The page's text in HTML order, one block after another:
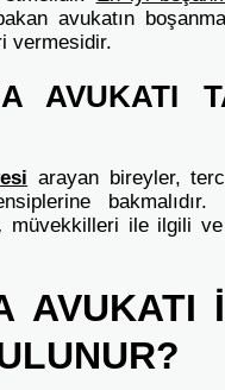
avukatın
vermesidir.
AVUKATI
arayan bireyler,
müvekkilleri ile ilgili ve
AVUKATI